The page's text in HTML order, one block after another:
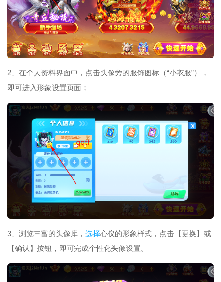
2、在个人资料界面中，点击头像旁的服饰图标（“小衣服”），
即可进入形象设置页面；
3、浏览丰富的头像库， 选择心仪的形象样式，点击【更换】或
【确认】按钮，即可完成个性化头像设置。